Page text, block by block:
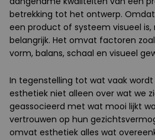
betrekking tot het ontwerp.
een product of systeem visueel
belangrijk. Het omvat factoren
vorm, balans, schaal en visueel
In tegenstelling tot wat vaak
esthetiek niet alleen over wat we
geassocieerd met wat mooi lijkt
vertrouwen op hun
omvat esthetiek alles wat